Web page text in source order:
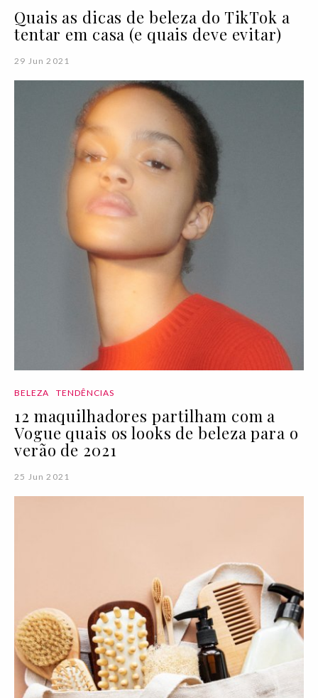
Quais as dicas de beleza do TikTok a
tentar em casa (e quais deve evitar)
29 Jun 2021
BELEZA TENDÊNCIAS
12 maquilhadores partilham com a
Vogue quais os looks de beleza para o
verão de 2021
25 Jun 2021